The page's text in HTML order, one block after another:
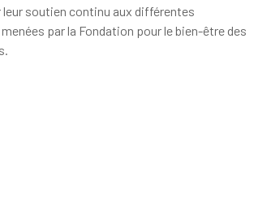
leur soutien continu aux différentes
par la Fondation pour le bien-être des